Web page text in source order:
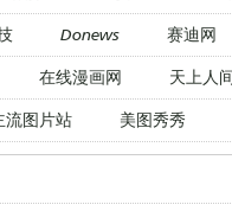
Donews 赛迪网
在线漫画网 天上人
流图片站 美图秀秀